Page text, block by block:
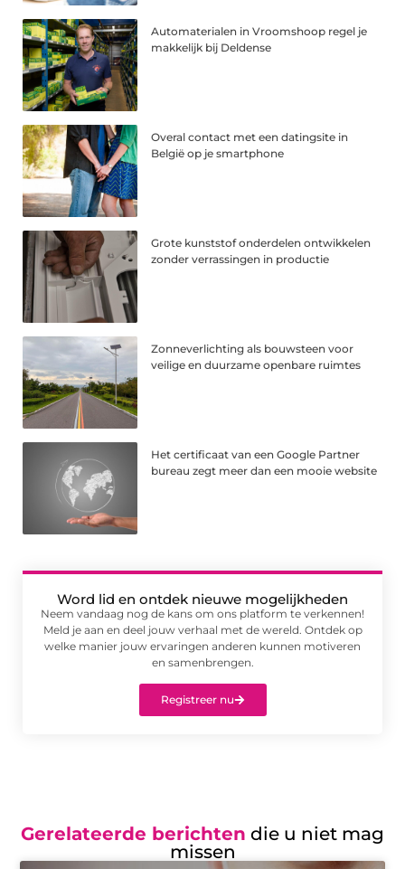
Automaterialen in Vroomshoop regel je
makkelijk bij Deldense
Overal contact met een datingsite in
België op je smartphone
Grote kunststof onderdelen ontwikkelen
zonder verrassingen in productie
Zonneverlichting als bouwsteen voor
veilige en duurzame openbare ruimtes
Het certificaat van een Google Partner
bureau zegt meer dan een mooie website
Word lid en ontdek nieuwe mogelijkheden
Neem vandaag nog de kans om ons platform te verkennen!
Meld je aan en deel jouw verhaal met de wereld. Ontdek op
welke manier jouw ervaringen anderen kunnen motiveren
en samenbrengen.
Registreer nu
Gerelateerde berichten die u niet mag
missen